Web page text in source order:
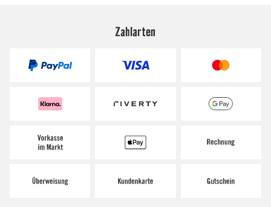
Zahlarten